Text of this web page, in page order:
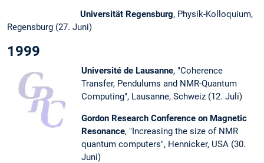
Universität Regensburg, Physik-Kolloquium,
Regensburg (27. Juni)
1999
Université de Lausanne, "Coherence
Transfer, Pendulums and NMR-Quantum
Computing", Lausanne, Schweiz (12. Juli)
Gordon Research Conference on Magnetic
Resonance, "Increasing the size of NMR
quantum computers", Hennicker, USA (30.
Juni)